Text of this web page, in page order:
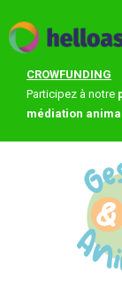
CROWFUNDING
Participez à notre
médiation